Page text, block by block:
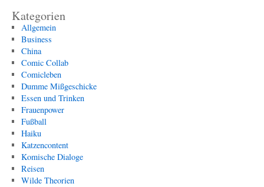
Kategorien
Allgemein
Business
China
Comic Collab
Comicleben
Dumme Mißgeschicke
Essen und Trinken
Frauenpower
Fußball
Haiku
Katzencontent
Komische Dialoge
Reisen
Wilde Theorien